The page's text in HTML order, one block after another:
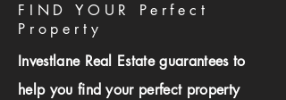
FIND YOUR Perfect
Property
Investlane Real Estate guarantees to
help you find your perfect property